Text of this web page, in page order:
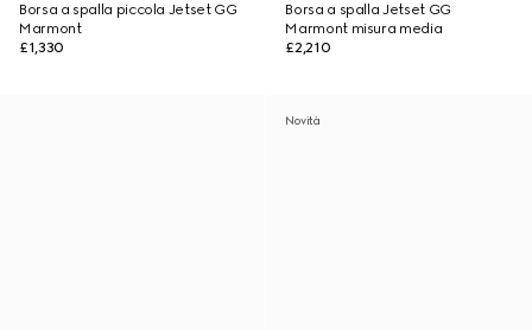
Borsa a spalla piccola Jetset GG
Marmont
£1,330
Borsa a spalla Jetset GG
Marmont misura media
£2,210
Novità